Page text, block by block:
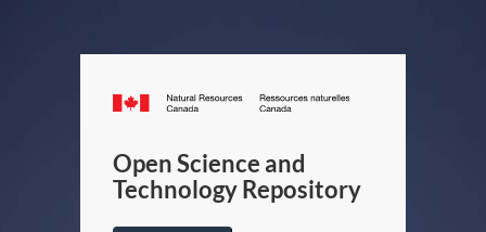
Canada.ca
/
Canada
Open Science and
Technology Repository